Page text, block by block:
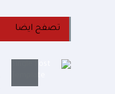
تصفح ايضا